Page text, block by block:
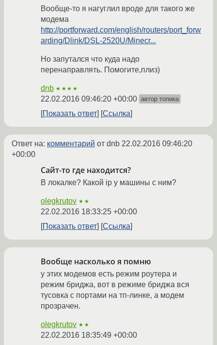
Вообще-то я нагуглил вроде для такого же
модема
http://portforward.com/english/routers/port_forw
arding/Dlink/DSL-2520U/Minecr...
Но запутался что куда надо
перенаправлять. Помогите,плиз)
dnb ★★★★
22.02.2016 09:46:20 +00:00 автор топика
Показать ответ Ссылка
Ответ на: комментарий от dnb 22.02.2016 09:46:20
+00:00
Сайт-то где находится?
В локалке? Какой ip у машины с ним?
olegkrutov ★★
22.02.2016 18:33:25 +00:00
Показать ответ
Ссылка
Вообще насколько я помню
у этих модемов есть режим роутера и
режим бриджа, вот в режиме бриджа вся
тусовка с портами на тп-линке, а модем
прозрачен.
olegkrutov ★★
22.02.2016 18:35:49 +00:00